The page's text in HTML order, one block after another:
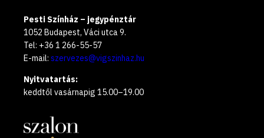
Pesti Színház – jegypénztár
1052 Budapest, Váci utca 9.
Tel: +36 1 266-55-57
E-mail: szervezes@vigszinhaz.hu
Nyitvatartás:
keddtől vasárnapig 15.00–19.00